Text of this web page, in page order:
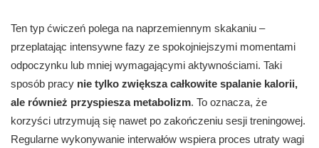
Ten typ ćwiczeń polega na naprzemiennym skakaniu –
przeplatając intensywne fazy ze spokojniejszymi momentami
odpoczynku lub mniej wymagającymi aktywnościami. Taki
sposób pracy nie tylko zwiększa całkowite spalanie kalorii,
ale również przyspiesza metabolizm. To oznacza, że
korzyści utrzymują się nawet po zakończeniu sesji treningowej.
Regularne wykonywanie interwałów wspiera proces utraty wagi